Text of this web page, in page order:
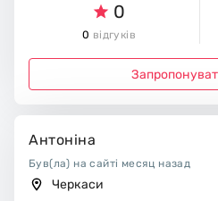
0
0 відгуків
Антоніна
Був(ла) на сайті месяц назад
Черкаси